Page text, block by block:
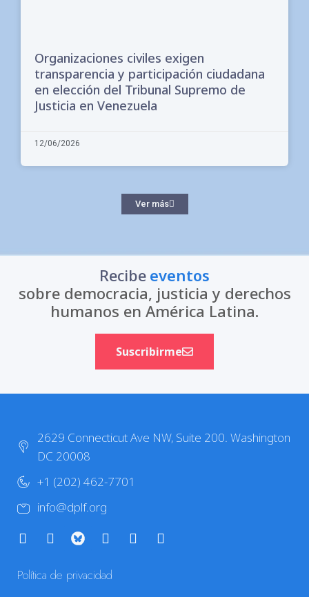
Organizaciones civiles exigen
transparencia y participación ciudadana
en elección del Tribunal Supremo de
Justicia en Venezuela
12/06/2026
Ver más
Recibe eventos
sobre democracia, justicia y derechos
humanos en América Latina.
Suscribirme
2629 Connecticut Ave NW, Suite 200. Washington
DC 20008
+1 (202) 462-7701
info@dplf.org
Política de privacidad